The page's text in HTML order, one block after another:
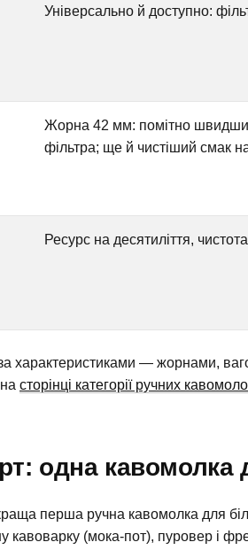
Універсально й доступно:
Жорна 42 мм: помітно
фільтра; ще й чистіший смак
Ресурс на десятиліття,
характеристиками — жорнами,
сторінці категорії ручних
одна кавомолка
перша ручна кавомолка для
кавоварку (мока-пот), пуровер і